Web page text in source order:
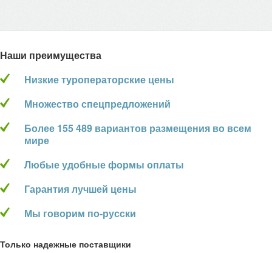
Наши преимущества
Низкие туроператорские цены
Множество спецпредложений
Более 155 489 вариантов размещения во всем
мире
Любые удобные формы оплаты
Гарантия лучшей цены
Мы говорим по-русски
Только надежные поставщики